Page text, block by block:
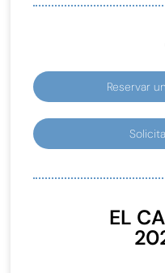
Reservar
EL